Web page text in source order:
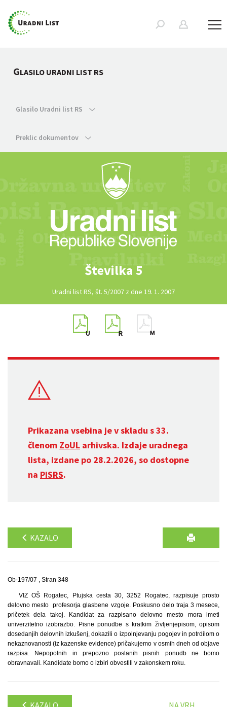
GLASILO URADNI LIST RS
Glasilo Uradni list RS
Preklic dokumentov
Številka 5
Uradni list RS, št. 5/2007 z dne 19. 1. 2007
Prikazana vsebina je v skladu s 33.
členom ZoUL arhivska. Izdaje uradnega
lista, izdane po 28.2.2026, so dostopne
na PISRS.
KAZALO
Ob-197/07 , Stran 348
VIZ OŠ Rogatec, Ptujska cesta 30, 3252 Rogatec, razpisuje prosto
delovno mesto profesorja glasbene vzgoje. Poskusno delo traja 3 mesece,
pričetek dela takoj. Kandidat za razpisano delovno mesto mora imeti
univerzitetno izobrazbo. Pisne ponudbe s kratkim življenjepisom, opisom
dosedanjih delovnih izkušenj, dokazili o izpolnjevanju pogojev in potrdilom o
nekaznovanosti (iz kazenske evidence) pričakujemo v osmih dneh od objave
razpisa. Nepopolnih in prepozno poslanih pisnih ponudb ne bomo
obravnavali. Kandidate bomo o izbiri obvestili v zakonskem roku.
KAZALO NA VRH